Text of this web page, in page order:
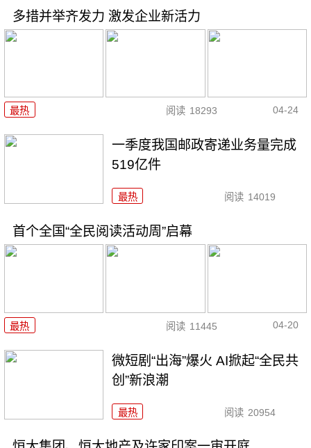
多措并举齐发力 激发企业新活力
最热 阅读 18293 04-24
一季度我国邮政寄递业务量完成
519亿件
最热 阅读 14019
首个全国“全民阅读活动周”启幕
最热 阅读 11445 04-20
微短剧“出海”爆火 AI掀起“全民共
创”新浪潮
最热 阅读 20954